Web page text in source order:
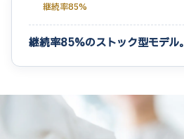
継続率85%
継続率85%のストック型モデル。